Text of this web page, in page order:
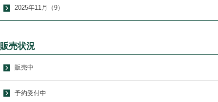
2025年11月（9）
販売状況
販売中
予約受付中